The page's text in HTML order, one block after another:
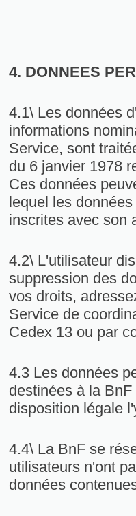
4. DONNEES
4.1\ Les données
informations
Service, sont
du 6 janvier 1978
Ces données
lequel les
inscrites avec son
4.2\ L'utilisateur
suppression des
vos droits,
Service de
Cedex 13 ou par
4.3 Les données
destinées à la
disposition légale
4.4\ La BnF se
utilisateurs n'ont
données